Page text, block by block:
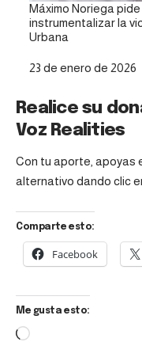
Máximo Noriega
instrumentalizar la
Urbana
Fecha
23 de enero de 2026
Realice su
Voz Realities
Con tu aporte, apoyas
alternativo dando clic
Comparte esto:
Facebook
Me gusta esto: